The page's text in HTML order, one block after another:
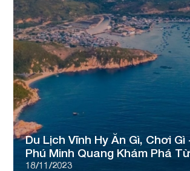
Du Lịch Vĩnh Hy Ăn Gì, Chơi Gì
Phú Minh Quang Khám Phá
18/11/2023